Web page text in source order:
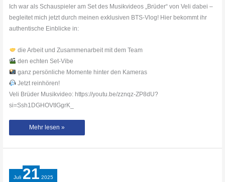
Ich war als Schauspieler am Set des Musikvideos „Brüder“ von Veli dabei –
begleitet mich jetzt durch meinen exklusiven BTS-Vlog! Hier bekommt ihr
authentische Einblicke in:
die Arbeit und Zusammenarbeit mit dem Team
den echten Set‑Vibe
ganz persönliche Momente hinter den Kameras
Jetzt reinhören!
Veli Brüder Musikvideo: https://youtu.be/zznqz-ZP8dU?
si=Ssh1DGHOVtIGgrK_
Ein
mit
beim
(BTS
Vlog)
Mehr lesen »
Juli 21 2025